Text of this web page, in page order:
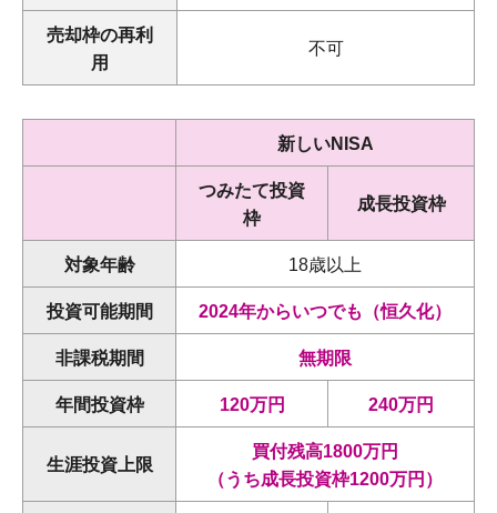
売却枠の再利
用
不可
新しいNISA
つみたて投資
枠
成長投資枠
対象年齢 18歳以上
投資可能期間 2024年からいつでも（恒久化）
非課税期間 無期限
年間投資枠 120万円 240万円
生涯投資上限
買付残高1800万円
（うち成長投資枠1200万円）